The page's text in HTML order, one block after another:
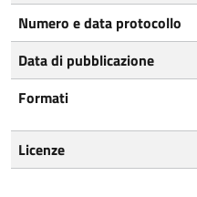
Numero e data protocollo
Data di pubblicazione
Formati
Licenze